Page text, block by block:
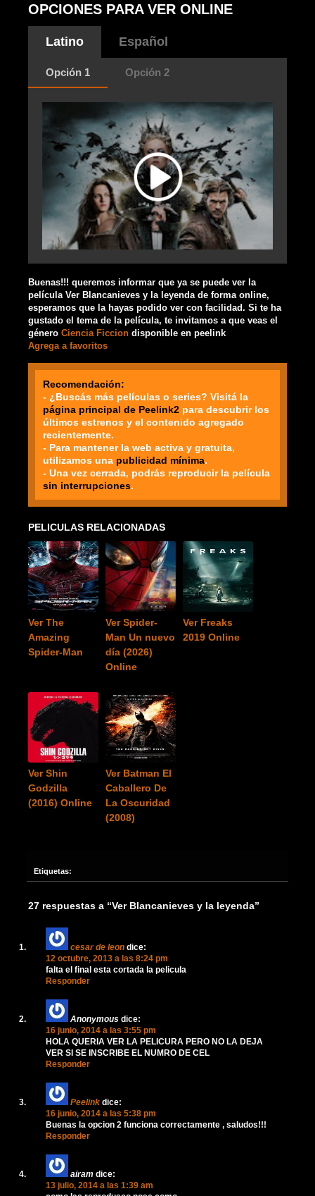
OPCIONES PARA VER ONLINE
Latino Español
Opción 1 Opción 2
Buenas!!! queremos informar que ya se puede ver la
película Ver Blancanieves y la leyenda de forma online,
esperamos que la hayas podido ver con facilidad. Si te ha
gustado el tema de la película, te invitamos a que veas el
género Ciencia Ficcion disponible en peelink
Agrega a favoritos
Recomendación:
- ¿Buscás más películas o series? Visitá la
página principal de Peelink2 para descubrir los
últimos estrenos y el contenido agregado
recientemente.
- Para mantener la web activa y gratuita,
utilizamos una publicidad mínima.
- Una vez cerrada, podrás reproducir la película
sin interrupciones.
PELICULAS RELACIONADAS
Ver The
Amazing
Spider-Man
Ver Spider-
Man Un nuevo
día (2026)
Online
Ver Freaks
2019 Online
Ver Shin
Godzilla
(2016) Online
Ver Batman El
Caballero De
La Oscuridad
(2008)
Etiquetas:
27 respuestas a “Ver Blancanieves y la leyenda”
cesar de leon dice:
12 octubre, 2013 a las 8:24 pm
falta el final esta cortada la pelicula
Responder
Anonymous dice:
16 junio, 2014 a las 3:55 pm
HOLA QUERIA VER LA PELICURA PERO NO LA DEJA
VER SI SE INSCRIBE EL NUMRO DE CEL
Responder
Peelink dice:
16 junio, 2014 a las 5:38 pm
Buenas la opcion 2 funciona correctamente , saludos!!!
Responder
airam dice:
13 julio, 2014 a las 1:39 am